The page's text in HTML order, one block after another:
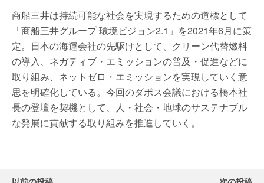
商船三井は持続可能な社会を実現するための道標として
「商船三井グループ 環境ビジョン2.1」を2021年6月に策
定。日本の海運会社の先駆けとして、クリーン代替燃料
の導入、ネガティブ・エミッションの普及・促進などに
取り組み、ネットゼロ・エミッションを実現していく意
思を明確化している。今回のダボス会議における橋本社
長の登壇を契機として、人・社会・地球のサステナブル
な発展に貢献する取り組みを推進していく。